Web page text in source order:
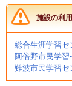
講
師
・
イ
ン
施設の利
総合生涯学習セ
阿倍野市民学習
難波市民学習セ